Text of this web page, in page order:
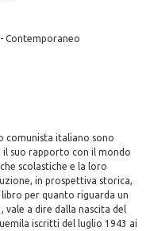
Contemporaneo
comunista italiano sono
suo rapporto con il mondo
scolastiche e la loro
in prospettiva storica,
per quanto riguarda un
vale a dire dalla nascita del
iscritti del luglio 1943 ai